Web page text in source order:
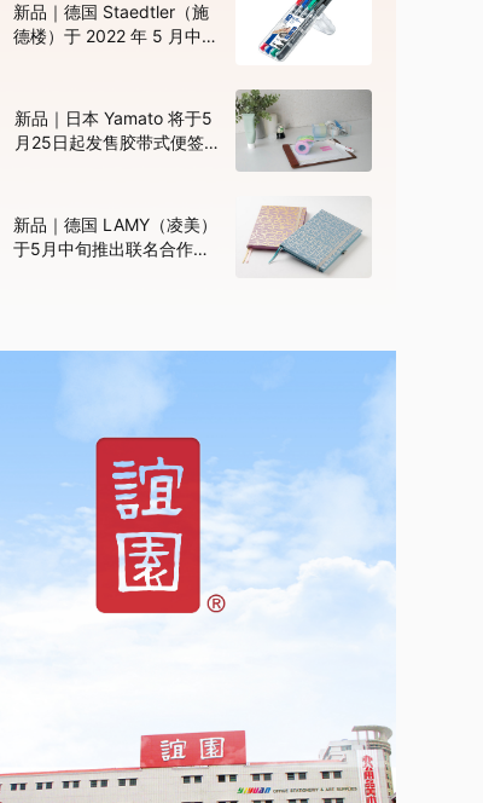
新品｜德国 Staedtler（施
德楼）于 2022 年 5 月中旬
新品｜日本 Yamato 将于5
月25日起发售胶带式便签
新品｜德国 LAMY（凌美）
于5月中旬推出联名合作款